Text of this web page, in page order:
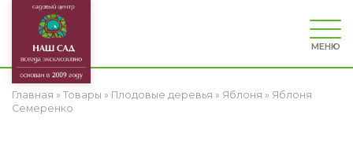
МЕНЮ
Главная » Товары » Плодовые деревья » Яблоня » Яблоня
Семеренко